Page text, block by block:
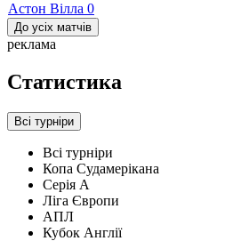
Астон Вілла 0
До усіх матчів
реклама
Статистика
Всі турніри
Всі турніри
Копа Судамерікана
Серія А
Ліга Європи
АПЛ
Кубок Англії